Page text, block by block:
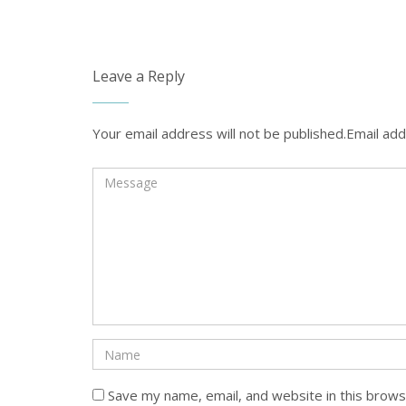
Leave a Reply
Your email address will not be published.Email
Save my name, email, and website in this